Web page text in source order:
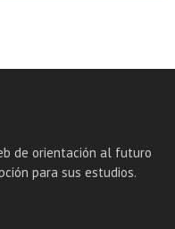
de orientación al futuro
para sus estudios.